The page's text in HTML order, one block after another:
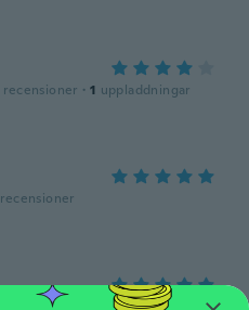
recensioner · 1 uppladdningar
recensioner